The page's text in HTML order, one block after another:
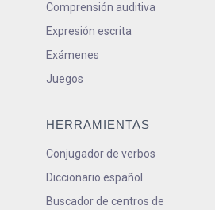
Comprensión auditiva
Expresión escrita
Exámenes
Juegos
HERRAMIENTAS
Conjugador de verbos
Diccionario español
Buscador de centros de